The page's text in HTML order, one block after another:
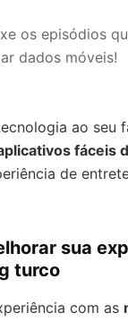
os episódios
dados móveis!
ao seu
fáceis
de
sua
turco
com as